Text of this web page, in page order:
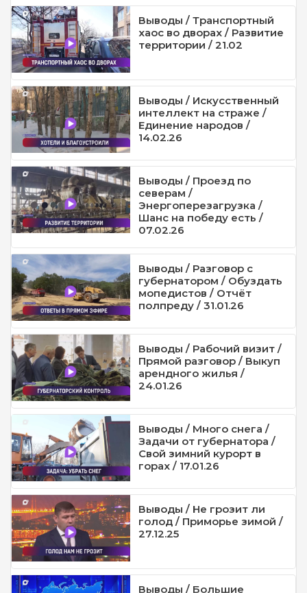
Выводы / Транспортный
хаос во дворах / Развитие
территории / 21.02
Выводы / Искусственный
интеллект на страже /
Единение народов /
14.02.26
Выводы / Проезд по
северам /
Энергоперезагрузка /
Шанс на победу есть /
07.02.26
Выводы / Разговор с
губернатором / Обуздать
мопедистов / Отчёт
полпреду / 31.01.26
Выводы / Рабочий визит /
Прямой разговор / Выкуп
арендного жилья /
24.01.26
Выводы / Много снега /
Задачи от губернатора /
Свой зимний курорт в
горах / 17.01.26
Выводы / Не грозит ли
голод / Приморье зимой /
27.12.25
Выводы / Большие